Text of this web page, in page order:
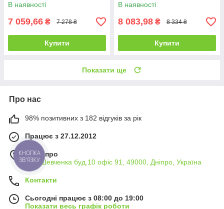
В наявності
7 059,66 ₴ 7 278 ₴
Купити
В наявності
8 083,98 ₴ 8 334 ₴
Купити
Показати ще
Про нас
98% позитивних з 182 відгуків за рік
Працює з 27.12.2012
м. Дніпро
вул. Шевченка буд.10 офіс 91, 49000, Дніпро, Україна
Контакти
Сьогодні працює з 08:00 до 19:00
Показати весь графік роботи
КНОПКА
ЗВ'ЯЗКУ